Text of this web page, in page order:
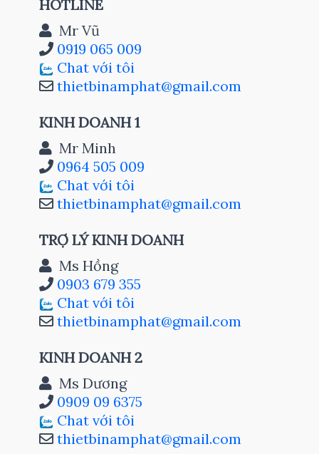
HOTLINE
Mr Vũ
0919 065 009
Chat với tôi
thietbinamphat@gmail.com
KINH DOANH 1
Mr Minh
0964 505 009
Chat với tôi
thietbinamphat@gmail.com
TRỢ LÝ KINH DOANH
Ms Hồng
0903 679 355
Chat với tôi
thietbinamphat@gmail.com
KINH DOANH 2
Ms Dương
0909 09 6375
Chat với tôi
thietbinamphat@gmail.com